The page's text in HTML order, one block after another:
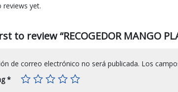
reviews yet.
to review “RECOGEDOR MANGO
de correo electrónico no será publicada. Los
*